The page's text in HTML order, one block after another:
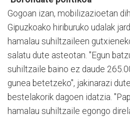
Gogoan izan, mobilizazioetan
Gipuzkoako hiriburuko udalak
hamalau suhiltzaileen
salatu dute asteotan. "Egun
suhiltzaile baino ez daude
gunea betetzeko", jakinarazi
bestelakorik dagoen idatzia.
hamalau suhiltzaile egongo